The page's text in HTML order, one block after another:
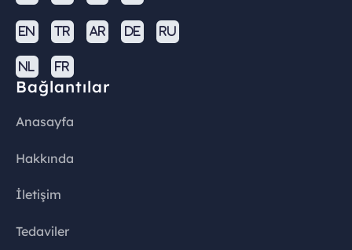
EN TR AR DE RU
NL FR
Bağlantılar
Anasayfa
Hakkında
İletişim
Tedaviler